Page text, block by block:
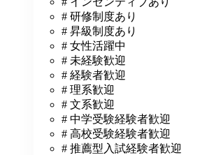
# 研修制度あり
# 昇級制度あり
# 女性活躍中
# 未経験歓迎
# 経験者歓迎
# 理系歓迎
# 文系歓迎
# 中学受験経験者歓迎
# 高校受験経験者歓迎
# 推薦型入試経験者歓迎